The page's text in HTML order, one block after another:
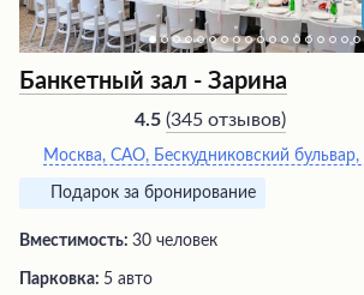
Банкетный зал - Зарина
4.5 (345 отзывов)
Москва, САО, Бескудниковский бульвар,
Подарок за бронирование
Вместимость: 30 человек
Парковка: 5 авто